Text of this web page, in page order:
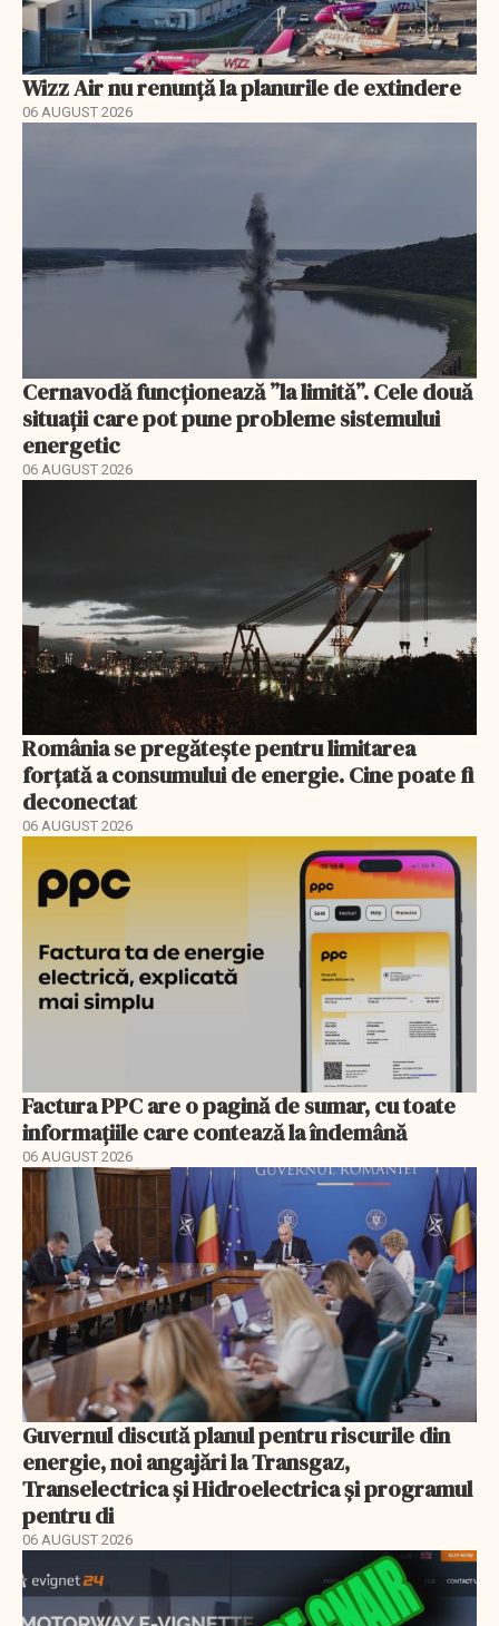
Wizz Air nu renunță la planurile de extindere
06 AUGUST 2026
Cernavodă funcționează ”la limită”. Cele două
situații care pot pune probleme sistemului
energetic
06 AUGUST 2026
România se pregătește pentru limitarea
forțată a consumului de energie. Cine poate fi
deconectat
06 AUGUST 2026
Factura PPC are o pagină de sumar, cu toate
informațiile care contează la îndemână
06 AUGUST 2026
Guvernul discută planul pentru riscurile din
energie, noi angajări la Transgaz,
Transelectrica și Hidroelectrica și programul
pentru di
06 AUGUST 2026